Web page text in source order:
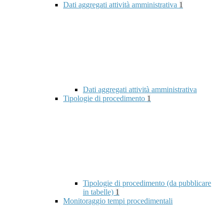
Dati aggregati attività amministrativa 1
Dati aggregati attività amministrativa
Tipologie di procedimento 1
Tipologie di procedimento (da pubblicare
in tabelle) 1
Monitoraggio tempi procedimentali